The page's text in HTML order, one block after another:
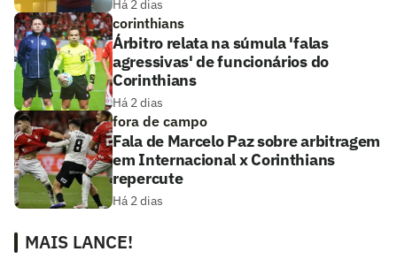
Há 2 dias
corinthians
Árbitro relata na súmula 'falas
agressivas' de funcionários do
Corinthians
Há 2 dias
fora de campo
Fala de Marcelo Paz sobre arbitragem
em Internacional x Corinthians
repercute
Há 2 dias
MAIS LANCE!